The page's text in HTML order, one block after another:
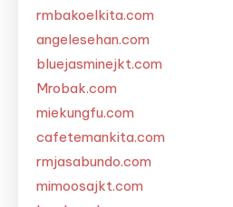
rmbakoelkita.com
angelesehan.com
bluejasminejkt.com
Mrobak.com
miekungfu.com
cafetemankita.com
rmjasabundo.com
mimoosajkt.com